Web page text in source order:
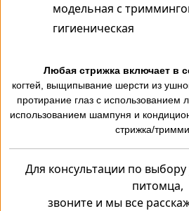
модельная с
гигиеническая
Любая стрижка включает в
когтей, выщипывание шерсти из
протирание глаз с использованием
использованием шампуня и
стрижка/
Для консультации по выбору
питомца,
звоните и мы все